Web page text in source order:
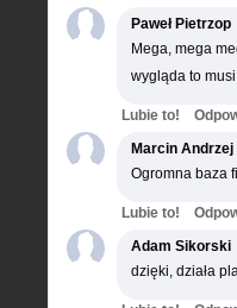
Paweł Pietrzop
Mega, mega
wygląda to
Lubie to!
Marcin Andrzej
Ogromna baza
Lubie to!
Adam Sikorski
dzięki, działa